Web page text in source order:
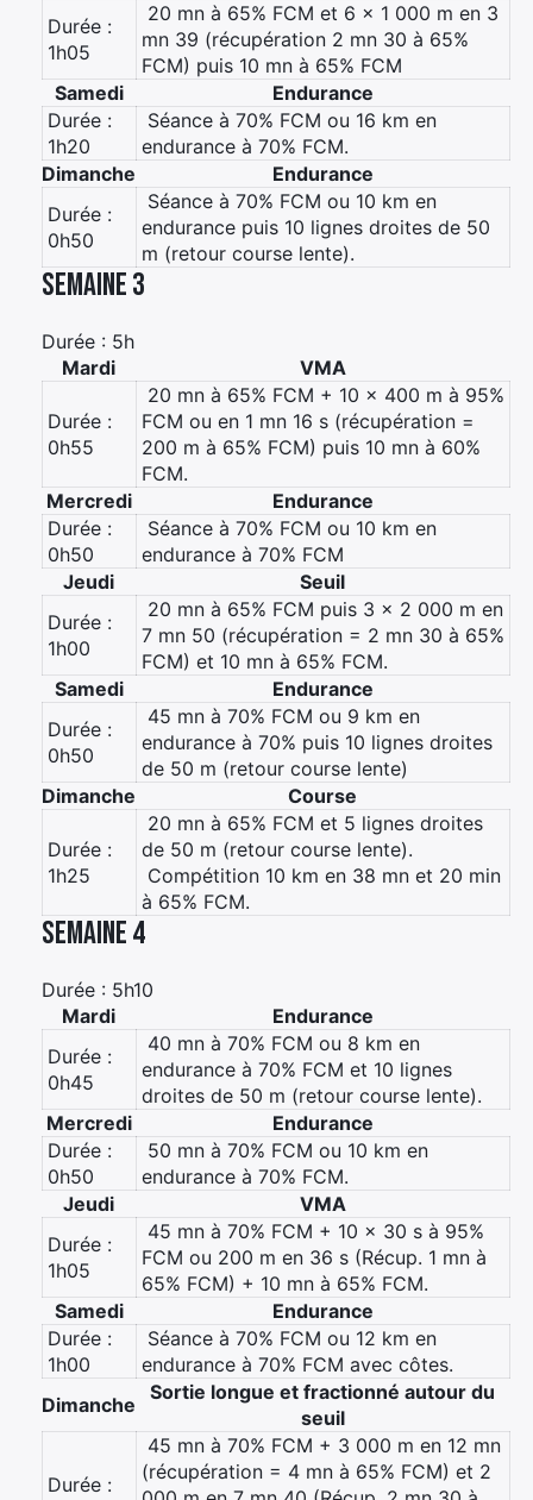
Durée :
1h05
 20 mn à 65% FCM et 6 x 1 000 m en 3
mn 39 (récupération 2 mn 30 à 65%
FCM) puis 10 mn à 65% FCM
Samedi
Endurance
Durée :
1h20
 Séance à 70% FCM ou 16 km en
endurance à 70% FCM.
Dimanche
Endurance
Durée :
0h50
 Séance à 70% FCM ou 10 km en
endurance puis 10 lignes droites de 50
m (retour course lente).
Semaine 3
Durée : 5h
Mardi
VMA
Durée :
0h55
 20 mn à 65% FCM + 10 x 400 m à 95%
FCM ou en 1 mn 16 s (récupération =
200 m à 65% FCM) puis 10 mn à 60%
FCM.
Mercredi
Endurance
Durée :
0h50
 Séance à 70% FCM ou 10 km en
endurance à 70% FCM
Jeudi
Seuil
Durée :
1h00
 20 mn à 65% FCM puis 3 x 2 000 m en
7 mn 50 (récupération = 2 mn 30 à 65%
FCM) et 10 mn à 65% FCM.
Samedi
Endurance
Durée :
0h50
 45 mn à 70% FCM ou 9 km en
endurance à 70% puis 10 lignes droites
de 50 m (retour course lente)
Dimanche
Course
Durée :
1h25
 20 mn à 65% FCM et 5 lignes droites
de 50 m (retour course lente).
 Compétition 10 km en 38 mn et 20 min
à 65% FCM.
Semaine 4
Durée : 5h10
Mardi
Endurance
Durée :
0h45
 40 mn à 70% FCM ou 8 km en
endurance à 70% FCM et 10 lignes
droites de 50 m (retour course lente).
Mercredi
Endurance
Durée :
0h50
 50 mn à 70% FCM ou 10 km en
endurance à 70% FCM.
Jeudi
VMA
Durée :
1h05
 45 mn à 70% FCM + 10 x 30 s à 95%
FCM ou 200 m en 36 s (Récup. 1 mn à
65% FCM) + 10 mn à 65% FCM.
Samedi
Endurance
Durée :
1h00
 Séance à 70% FCM ou 12 km en
endurance à 70% FCM avec côtes.
Dimanche
Sortie longue et fractionné autour du
seuil
Durée :
 45 mn à 70% FCM + 3 000 m en 12 mn
(récupération = 4 mn à 65% FCM) et 2